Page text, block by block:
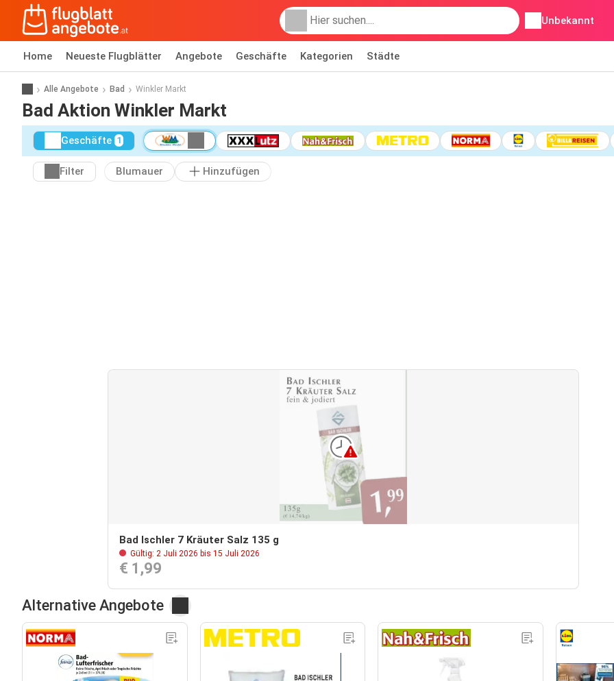
Unbekannt
Home Neueste Flugblätter Angebote Geschäfte Kategorien Städte
Alle Angebote Bad Winkler Markt
Bad Aktion Winkler Markt
Geschäfte 1
Filter Blumauer Hinzufügen
Bad Ischler 7 Kräuter Salz 135 g
Gültig: 2 Juli 2026 bis 15 Juli 2026
€ 1,99
Alternative Angebote